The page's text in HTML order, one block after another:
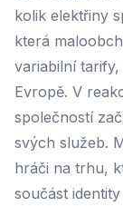
kolik elektřiny
která
variabilní tarify,
Evropě. V
společností
svých služeb.
hráči na trhu,
součást